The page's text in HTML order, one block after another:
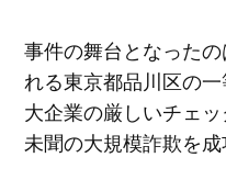
事件の舞台となった
れる東京都品川区の一
大企業の厳しいチェ
未聞の大規模詐欺を成